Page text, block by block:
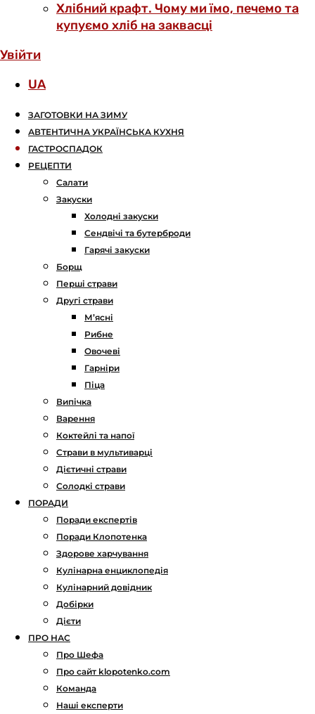
Хлібний крафт. Чому ми їмо, печемо та
купуємо хліб на заквасці
Увійти
UA
ЗАГОТОВКИ НА ЗИМУ
АВТЕНТИЧНА УКРАЇНСЬКА КУХНЯ
ГАСТРОСПАДОК
РЕЦЕПТИ
Салати
Закуски
Холодні закуски
Сендвічі та бутерброди
Гарячі закуски
Борщ
Перші страви
Другі страви
М’ясні
Рибне
Овочеві
Гарніри
Піца
Випічка
Варення
Коктейлі та напої
Страви в мультиварці
Дієтичні страви
Солодкі страви
ПОРАДИ
Поради експертів
Поради Клопотенка
Здорове харчування
Кулінарна енциклопедія
Кулінарний довідник
Добірки
Дієти
ПРО НАС
Про Шефа
Про сайт klopotenko.com
Команда
Наші експерти